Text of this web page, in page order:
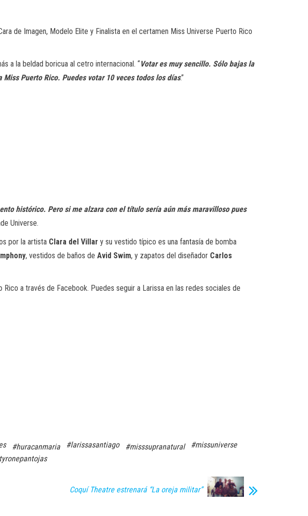
de Imagen, Modelo Elite y Finalista en el certamen Miss Universe Puerto Rico
a la beldad boricua al cetro internacional. “Votar es muy sencillo. Sólo bajas la
Puerto Rico. Puedes votar 10 veces todos los días.”
histórico. Pero si me alzara con el título sería aún más maravilloso pues
Universe.
por la artista Clara del Villar y su vestido típico es una fantasía de bomba
, vestidos de baños de Avid Swim, y zapatos del diseñador Carlos
a través de Facebook. Puedes seguir a Larissa en las redes sociales de
#huracanmaria #larissasantiago #misssupranatural
#missuniverse
Coquí Theatre estrenará “La oreja militar”